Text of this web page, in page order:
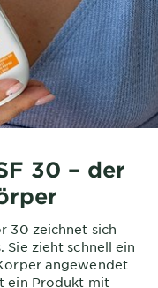
30 – der
30 zeichnet sich
Sie zieht schnell ein
angewendet
ein Produkt mit